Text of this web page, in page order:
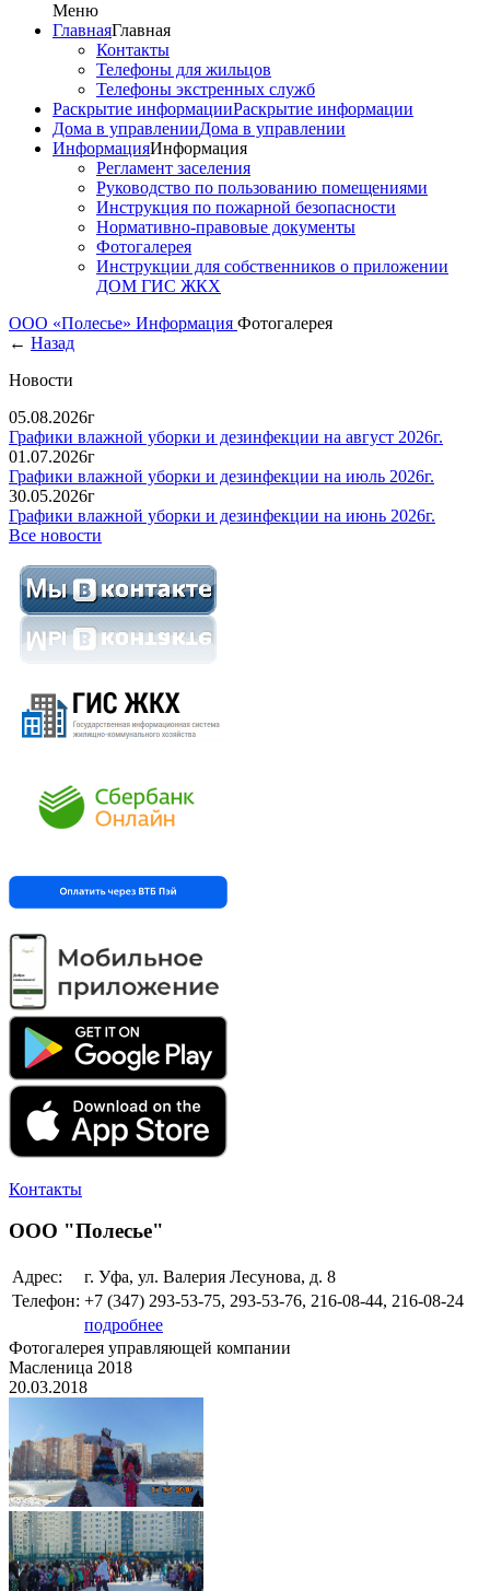
Меню
ГлавнаяГлавная
Контакты
Телефоны для жильцов
Телефоны экстренных служб
Раскрытие информацииРаскрытие информации
Дома в управленииДома в управлении
ИнформацияИнформация
Регламент заселения
Руководство по пользованию помещениями
Инструкция по пожарной безопасности
Нормативно-правовые документы
Фотогалерея
Инструкции для собственников о приложении
ДОМ ГИС ЖКХ
ООО «Полесье» Информация Фотогалерея
← Назад
Новости
05.08.2026г
Графики влажной уборки и дезинфекции на август 2026г.
01.07.2026г
Графики влажной уборки и дезинфекции на июль 2026г.
30.05.2026г
Графики влажной уборки и дезинфекции на июнь 2026г.
Все новости
Контакты
ООО "Полесье"
Адрес:
г. Уфа, ул. Валерия Лесунова, д. 8
Телефон: +7 (347) 293-53-75, 293-53-76, 216-08-44, 216-08-24
подробнее
Фотогалерея управляющей компании
Масленица 2018
20.03.2018